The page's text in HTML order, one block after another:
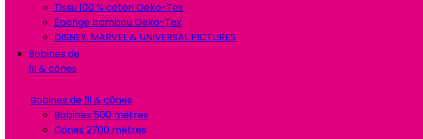
Tissu 100 % coton Oeko-Tex
Éponge bambou Oeko-Tex
DISNEY, MARVEL & UNIVERSAL PICTURES
Bobines de
fil & cônes
Bobines de fil & cônes
Bobines 500 mètres
Cônes 2700 mètres